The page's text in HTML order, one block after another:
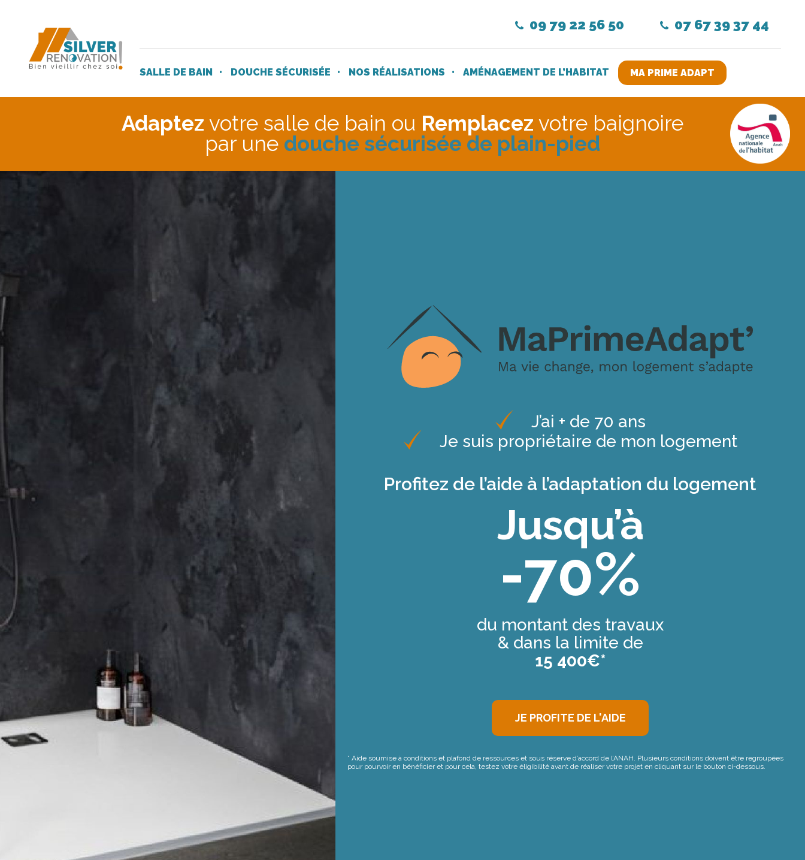
09 79 22 56 50 07 67 39 37 44
SALLE DE BAIN DOUCHE SÉCURISÉE NOS RÉALISATIONS AMÉNAGEMENT DE L’HABITAT MA PRIME ADAPT
J’ai + de 70 ans
Je suis propriétaire de mon logement
Profitez de l’aide à l’adaptation du logement
Jusqu’à
-70%
du montant des travaux
& dans la limite de
15 400€*
JE PROFITE DE L'AIDE
* Aide soumise à conditions et plafond de ressources et sous réserve d’accord de l’ANAH. Plusieurs conditions doivent être regroupées
pour pourvoir en bénéficier et pour cela, testez votre éligibilité avant de réaliser votre projet en cliquant sur le bouton ci-dessous.
Adaptez votre salle de bain ou Remplacez votre baignoire
par une douche sécurisée de plain-pied